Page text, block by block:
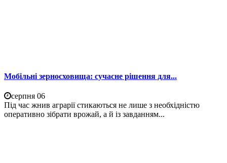
Мобільні зерносховища: сучасне рішення для...
серпня 06
Під час жнив аграрії стикаються не лише з необхідністю
оперативно зібрати врожай, а й із завданням...